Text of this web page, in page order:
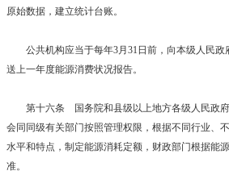
原始数据，建立统计台账。
公共机构应当于每年3月31日前，向本级人民政
送上一年度能源消费状况报告。
第十六条 国务院和县级以上地方各级人民政府
会同同级有关部门按照管理权限，根据不同行业、
水平和特点，制定能源消耗定额，财政部门根据能
准。